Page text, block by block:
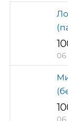
06
06